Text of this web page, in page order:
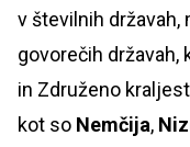
v številnih državah,
govorečih državah,
in Združeno
kot so Nemčija,